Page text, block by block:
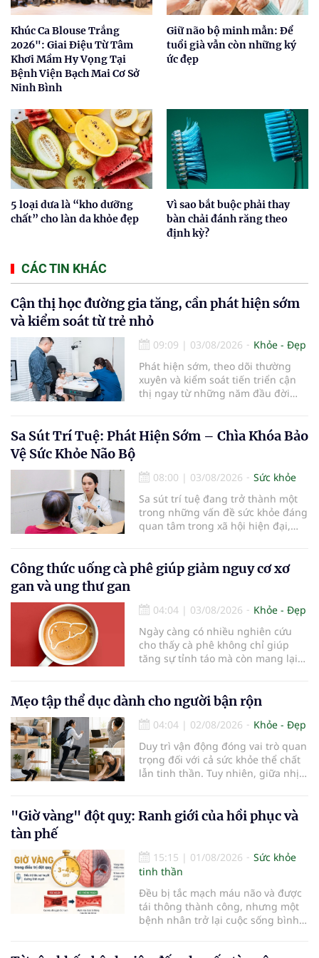
Khúc Ca Blouse Trắng
2026": Giai Điệu Từ Tâm
Khơi Mầm Hy Vọng Tại
Bệnh Viện Bạch Mai Cơ Sở
Ninh Bình
Giữ não bộ minh mẫn: Để
tuổi già vẫn còn những ký
ức đẹp
5 loại dưa là “kho dưỡng
chất” cho làn da khỏe đẹp
Vì sao bắt buộc phải thay
bàn chải đánh răng theo
định kỳ?
CÁC TIN KHÁC
Cận thị học đường gia tăng, cần phát hiện sớm
và kiểm soát từ trẻ nhỏ
09:09 | 03/08/2026
Khỏe - Đẹp
Phát hiện sớm, theo dõi thường
xuyên và kiểm soát tiến triển cận
thị ngay từ những năm đầu đời
trẻ. Đây cũng là định hướng của
Trung tâm Nhãn nhi và Kiểm soát
Đô đưa vào hoạt động ngày 1/8.
Sa Sút Trí Tuệ: Phát Hiện Sớm – Chìa Khóa Bảo
Vệ Sức Khỏe Não Bộ
08:00 | 03/08/2026
Sức khỏe
Sa sút trí tuệ đang trở thành một
trong những vấn đề sức khỏe đáng
quan tâm trong xã hội hiện đại,
triệu người trên thế giới đang
sống chung với bệnh, trong đó
70% trường hợp.
Công thức uống cà phê giúp giảm nguy cơ xơ
gan và ung thư gan
04:04 | 03/08/2026
Khỏe - Đẹp
Ngày càng có nhiều nghiên cứu
cho thấy cà phê không chỉ giúp
tăng sự tỉnh táo mà còn mang lại
đóng vai trò lọc độc tố, chuyển hóa
thuốc và dự trữ nhiều vitamin,
khoáng chất thiết yếu nhưng cũng
rất dễ bị tổn thương…
Mẹo tập thể dục dành cho người bận rộn
04:04 | 02/08/2026
Khỏe - Đẹp
Duy trì vận động đóng vai trò quan
trọng đối với cả sức khỏe thể chất
lẫn tinh thần. Tuy nhiên, giữa nhịp
cho các hoạt động tập luyện
thường trở thành một thách thức
"Giờ vàng" đột quỵ: Ranh giới của hồi phục và
tàn phế
15:15 | 01/08/2026
Sức khỏe
tinh thần
Đều bị tắc mạch máu não và được
tái thông thành công, nhưng một
bệnh nhân trở lại cuộc sống bình